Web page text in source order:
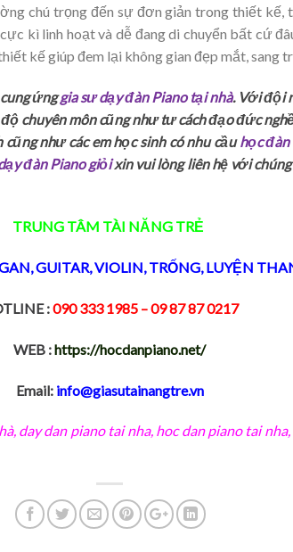
chú trọng đến sự đơn giản trong thiết kế,
kì linh hoạt và dễ đang di chuyển bất cứ
kế giúp đem lại không gian đẹp mắt, sang
ứnggia sư dạy đàn Piano tại nhà. Với đội
chuyên môn cũng như tư cách đạo đức
như các em học sinh có nhu cầuhọc
đàn Piano giỏixin vui lòng liên hệ với
TRUNG TÂM TÀI NĂNG TRẺ
,GUITAR,VIOLIN,TRỐNG,LUYỆN
:090 333 1985 – 09 87 87 0217
WEB :https://hocdanpiano.net/
Email: info@giasutainangtre.vn
, day dan piano tai nha, hoc dan piano tai nha,